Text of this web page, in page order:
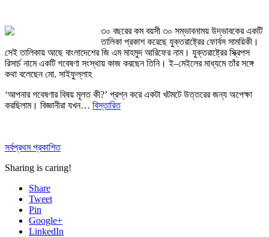
৩০ বছরের কম বয়সী ৩০ সম্ভাবনাময় উদ্ভাবকের একটি
তালিকা প্রকাশ করেছে যুক্তরাষ্ট্রের ফোর্বস সাময়িকী।
সেই তালিকায় আছে বাংলাদেশের জি এম মাহমুদ আরিফের নাম। যুক্তরাষ্ট্রের স্ক্রিপস
রিসার্চ নামে একটি গবেষণা সংস্থায় কাজ করছেন তিনি। ই–মেইলের মাধ্যমে তাঁর সঙ্গে
কথা বলেছেন মো. সাইফুল্লাহ
‘আপনার গবেষণার বিষয় মূলত কী?’ প্রশ্ন করে একটা খটমটে উত্তরের জন্য অপেক্ষা
করছিলাম। বিজ্ঞানীরা যখন… বিস্তারিত
সর্বপ্রথম প্রকাশিত
Sharing is caring!
Share
Tweet
Pin
Google+
LinkedIn